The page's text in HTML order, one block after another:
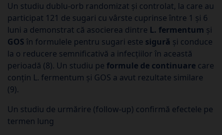
Un studiu dublu-orb randomizat și controlat, la care au
participat 121 de sugari cu vârste cuprinse între 1 și 6
luni a demonstrat că asocierea dintre L. fermentum și
GOS în formulele pentru sugari este sigură și conduce
la o reducere semnificativă a infecțiilor în această
perioadă (8). Un studiu pe formule de continuare care
conțin L. fermentum și GOS a avut rezultate similare
(9).
Un studiu de urmărire (follow-up) confirmă efectele pe
termen lung